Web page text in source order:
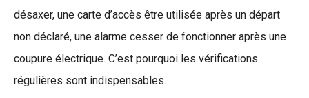
désaxer, une carte d’accès être utilisée après un départ
non déclaré, une alarme cesser de fonctionner après une
coupure électrique. C’est pourquoi les vérifications
régulières sont indispensables.